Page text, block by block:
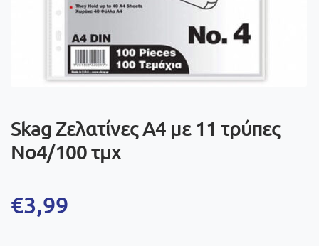
Skag Ζελατίνες Α4 με 11 τρύπες
Νο4/100 τμχ
€3,99